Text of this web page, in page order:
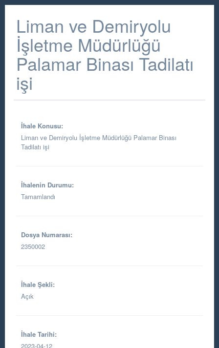
Liman ve Demiryolu
İşletme Müdürlüğü
Palamar Binası Tadilatı
işi
İhale Konusu:
Liman ve Demiryolu İşletme Müdürlüğü Palamar Binası
Tadilatı işi
İhalenin Durumu:
Tamamlandı
Dosya Numarası:
2350002
İhale Şekli:
Açık
İhale Tarihi:
2023-04-12